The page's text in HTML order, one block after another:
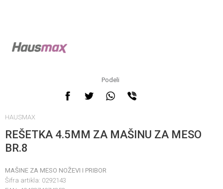
Podeli
HAUSMAX
REŠETKA 4.5MM ZA MAŠINU ZA MESO
BR.8
MAŠINE ZA MESO NOŽEVI I PRIBOR
Šifra artikla: 0292143
Obavestite me kada
proizvod bude dostupan